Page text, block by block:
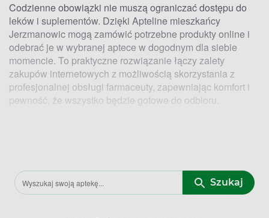
Codzienne obowiązki nie muszą ograniczać dostępu do
leków i suplementów. Dzięki Apteline mieszkańcy
Jerzmanowic mogą zamówić potrzebne produkty online i
odebrać je w wybranej aptece w dogodnym dla siebie
momencie. To praktyczne rozwiązanie łączy zalety
zakupów internetowych z możliwością skorzystania z
profesjonalnej obsługi farmaceuty, zapewniając komfort i
pewność, że wszystko będzie gotowe do odbioru.
W Jerzmanowicach Apteline współpracuje z aptekami,
Szukaj